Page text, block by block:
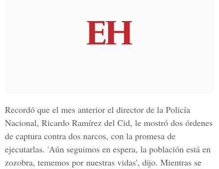
Recordó que el mes anterior el director de la Policía
Nacional, Ricardo Ramírez del Cid, le mostró dos órdenes
de captura contra dos narcos, con la promesa de
ejecutarlas. 'Aún seguimos en espera, la población está en
zozobra, tememos por nuestras vidas', dijo. Mientras se